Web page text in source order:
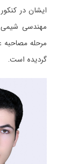
مهندسی
مرحله مصاحبه
گردیده است.